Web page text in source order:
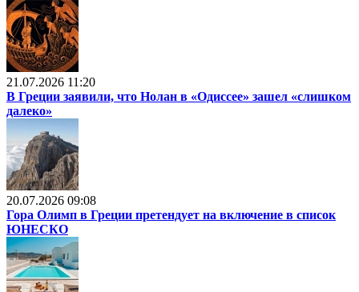
21.07.2026 11:20
В Греции заявили, что Нолан в «Одиссее» зашел «слишком
далеко»
20.07.2026 09:08
Гора Олимп в Греции претендует на включение в список
ЮНЕСКО